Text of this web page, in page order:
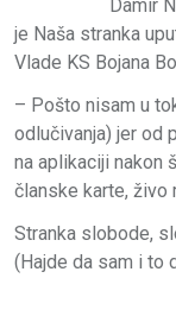
Damir
je Naša stranka
Vlade KS Bojana
– Pošto nisam u
odlučivanja) jer od
na aplikaciji nakon
članske karte, živo
Stranka slobode,
(Hajde da sam i to